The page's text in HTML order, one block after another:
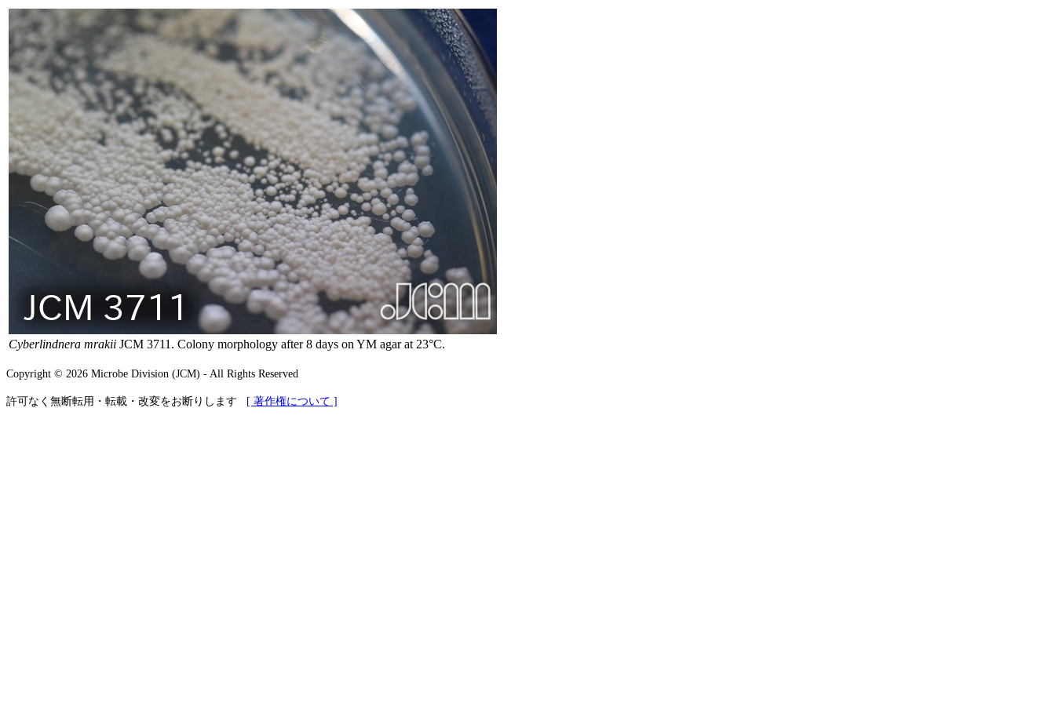
Cyberlindnera mrakii JCM 3711. Colony morphology after 8 days on YM agar at 23°C.
Copyright © 2026 Microbe Division (JCM) - All Rights Reserved
許可なく無断転用・転載・改変をお断りします [ 著作権について ]